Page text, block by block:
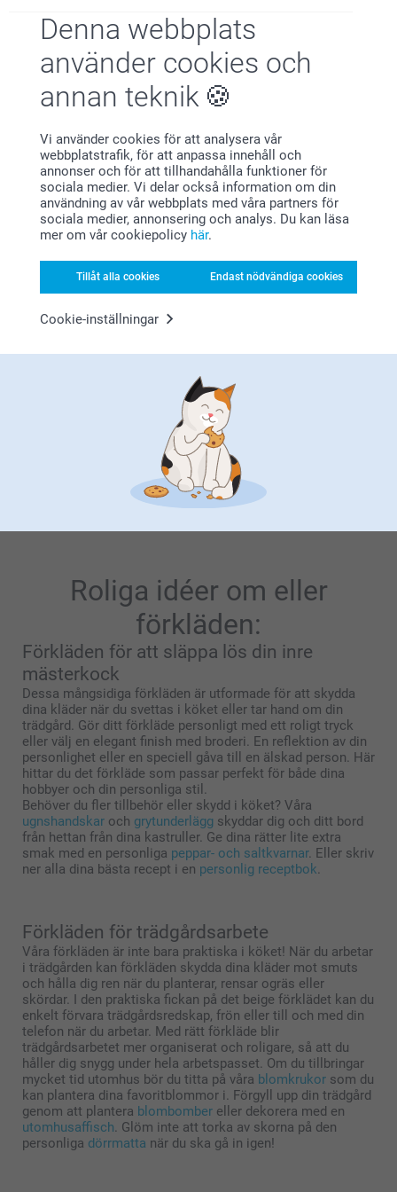
Denna webbplats
använder cookies och
annan teknik
Vi använder cookies för att analysera vår
webbplatstrafik, för att anpassa innehåll och
annonser och för att tillhandahålla funktioner för
sociala medier. Vi delar också information om din
användning av vår webbplats med våra partners för
sociala medier, annonsering och analys. Du kan läsa
mer om vår cookiepolicy här.
Tillåt alla cookies Endast nödvändiga cookies
Cookie-inställningar
13:40
Hej Johan,
Stort tack för dina ⭐️⭐️⭐️⭐️ och omdöme, kul att du är
nöjd med ditt förkläde!
Varma hälsningar,
Kirsi @smartphoto
Jenny Halvarsson,
2026-01-19
Fint och stilrent förkläde som uppskattades av mottagaren!
Visa reaktioner
2026-01-20
10:10
Hej
Så härligt att läsa, tack för ditt fina omdöme, vi är
glada att ha dig som kund!
🩵-liga hälsningar
Visa mer
Relaterade produkter
3 varianter
219,00
(5 omdömen)
Saltkvarn & Pepparkvarn
Tekopp
169,00
(70 omdömen)
Roliga idéer om eller
förkläden:
Förkläden för att släppa lös din inre
mästerkock
Dessa mångsidiga förkläden är utformade för att skydda
dina kläder när du svettas i köket eller tar hand om din
trädgård. Gör ditt förkläde personligt med ett roligt tryck
eller välj en elegant finish med broderi. En reflektion av din
personlighet eller en speciell gåva till en älskad person. Här
hittar du det förkläde som passar perfekt för både dina
hobbyer och din personliga stil.
Behöver du fler tillbehör eller skydd i köket? Våra
ugnshandskar och grytunderlägg skyddar dig och ditt bord
från hettan från dina kastruller. Ge dina rätter lite extra
smak med en personliga peppar- och saltkvarnar. Eller skriv
ner alla dina bästa recept i en personlig receptbok.
Förkläden för trädgårdsarbete
Våra förkläden är inte bara praktiska i köket! När du arbetar
i trädgården kan förkläden skydda dina kläder mot smuts
och hålla dig ren när du planterar, rensar ogräs eller
skördar. I den praktiska fickan på det beige förklädet kan du
enkelt förvara trädgårdsredskap, frön eller till och med din
telefon när du arbetar. Med rätt förkläde blir
trädgårdsarbetet mer organiserat och roligare, så att du
håller dig snygg under hela arbetspasset. Om du tillbringar
mycket tid utomhus bör du titta på våra blomkrukor som du
kan plantera dina favoritblommor i. Förgyll upp din trädgård
genom att plantera blombomber eller dekorera med en
utomhusaffisch. Glöm inte att torka av skorna på den
personliga dörrmatta när du ska gå in igen!